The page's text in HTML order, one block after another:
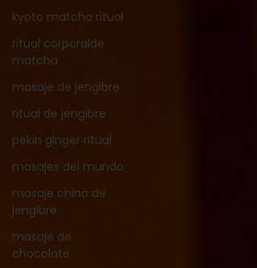
kyoto matcha ritual
ritual corporalde
matcha
masaje de jengibre
ritual de jengibre
pekin ginger ritual
masajes del mundo
masaje chino de
jengibre
masaje de
chocolate